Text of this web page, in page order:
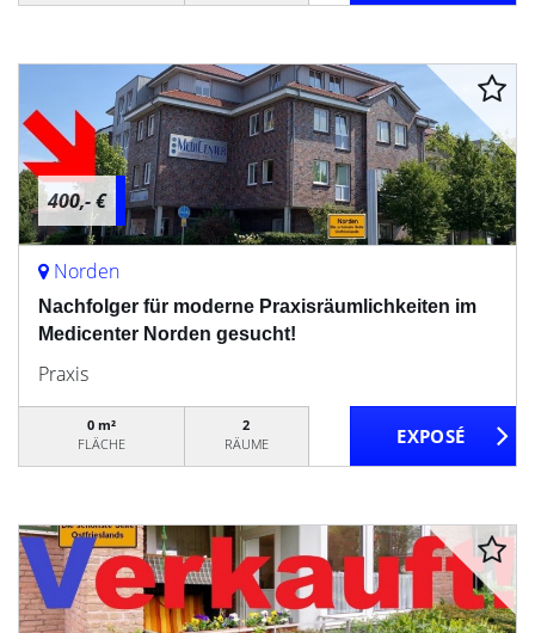
400,- €
Norden
Nachfolger für moderne Praxisräumlichkeiten im
Medicenter Norden gesucht!
Praxis
0 m²
FLÄCHE
2
RÄUME